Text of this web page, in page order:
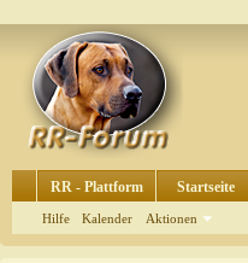
RR - Plattform Startseite
Hilfe Kalender Aktionen